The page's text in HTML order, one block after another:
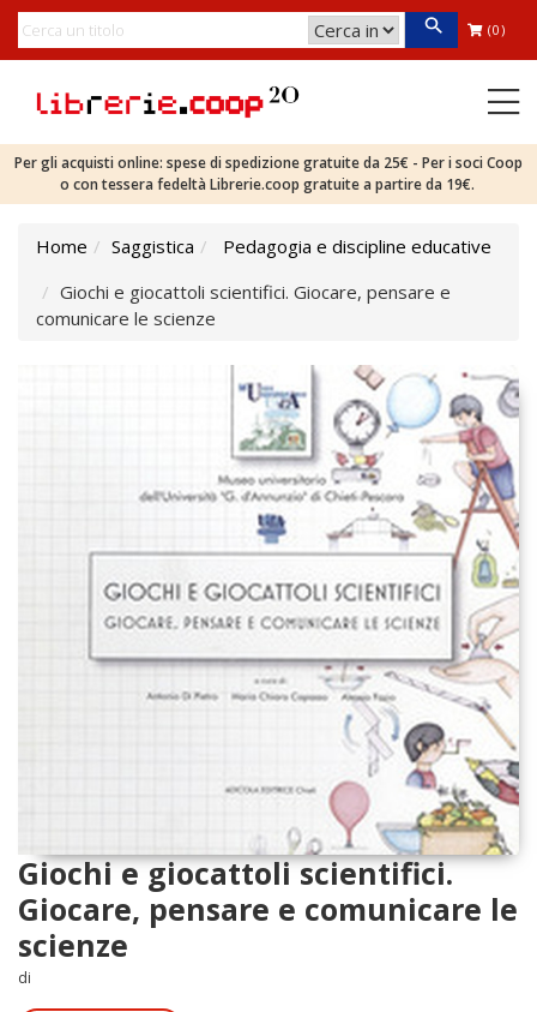
(0)
Per gli acquisti online: spese di spedizione gratuite da 25€ - Per i soci Coop
o con tessera fedeltà Librerie.coop gratuite a partire da 19€.
Home Saggistica
Pedagogia e discipline educative
Giochi e giocattoli scientifici. Giocare, pensare e
comunicare le scienze
Giochi e giocattoli scientifici.
Giocare, pensare e comunicare le
scienze
di